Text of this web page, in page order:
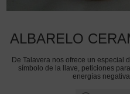
ALBARELO
De Talavera nos ofrece un especial
símbolo de la llave, peticiones
energías